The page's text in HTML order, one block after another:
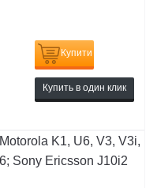
Купити
Купить в один клик
K1, U6, V3, V3i,
Sony Ericsson J10i2